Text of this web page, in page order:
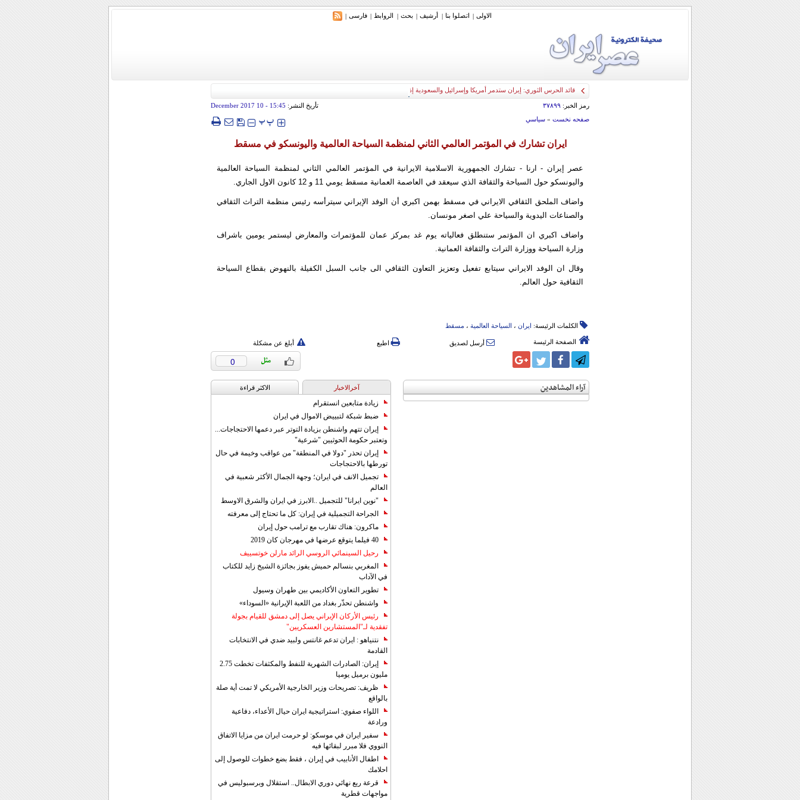
الاولی | اتصلوا بنا | أرشیف | بحث | الروابط | فارسی |
قائد الحرس الثوري: إيران ستدمر أمريكا وإسرائيل والسعودية إذا تجاوزت خطوط طهران الحمراء
رمز الخبر: ۳۷۸۹۹ تأريخ النشر: 15:45
- 10 December 2017
صفحه نخست» سياسي ‍‍‍ پپ
ايران تشارك في المؤتمر العالمي الثاني لمنظمة السياحة العالمية واليونسكو في مسقط
عصر إيران - ارنا - تشارك الجمهورية الاسلامية الايرانية في المؤتمر العالمي الثاني لمنظمة السياحة العالمية
واليونسكو حول السياحة والثقافة الذي سيعقد في العاصمة العمانية مسقط يومي 11 و 12 كانون الاول الجاري.
واضاف الملحق الثقافي الايراني في مسقط بهمن اكبري أن الوفد الإيراني سيترأسه رئيس منظمة التراث الثقافي
والصناعات اليدوية والسياحة علي اصغر مونسان.
واضاف اكبري ان المؤتمر ستنطلق فعالياته يوم غد بمركز عمان للمؤتمرات والمعارض ليستمر يومين باشراف
وزارة السياحة ووزارة التراث والثقافة العمانية.
وقال ان الوفد الايراني سيتابع تفعيل وتعزيز التعاون الثقافي الى جانب السبل الكفيلة بالنهوض بقطاع السياحة
الثقافية حول العالم.
الكلمات الرئيسة: ایران، السیاحة العالمیة، مسقط
الصفحة الرئيسة أرسل لصديق اطبع أبلغ عن مشكلة
0
آراء المشاهدين آخرالاخبار الاکثر قراءة
زيادة متابعين انستقرام
ضبط شبكة لتبييض الاموال في ايران
إيران تتهم واشنطن بزيادة التوتر عبر دعمها الاحتجاجات...
وتعتبر حكومة الحوثيين "شرعية"
إيران تحذر "دولا في المنطقة" من عواقب وخيمة في حال
تورطها بالاحتجاجات
تجميل الانف في ايران؛ وجهة الجمال الأكثر شعبية في
العالم
"نوين ايرانا" للتجميل ..الابرز في ايران والشرق الاوسط
الجراحة التجميلية في إيران: كل ما تحتاج إلى معرفته
ماكرون: هناك تقارب مع ترامب حول إيران
40 فيلما يتوقع عرضها في مهرجان كان 2019
رحيل السينمائي الروسي الرائد مارلن خوتسييف
المغربي بنسالم حميش يفوز بجائزة الشيخ زايد للكتاب
في الآداب
تطوير التعاون الأكاديمي بين طهران وسيول
واشنطن تحذّر بغداد من اللعبة الإيرانية «السوداء»
رئيس الأركان الإيراني يصل إلى دمشق للقيام بجولة
تفقدية لـ"المستشارين العسكريين"
نتنياهو : ايران تدعم غانتس ولبيد ضدي في الانتخابات
القادمة
إيران: الصادرات الشهریة للنفط والمكثفات تخطت 2.75
مليون برميل يوميا
ظريف: تصريحات وزير الخارجية الأمريكي لا تمت أية صلة
بالواقع
اللواء صفوي: استراتيجية ايران حيال الأعداء، دفاعية
ورادعة
سفير ايران في موسكو: لو حرمت ايران من مزايا الاتفاق
النووي فلا مبرر لبقائها فيه
اطفال الأنابيب في إيران ، فقط بضع خطوات للوصول إلى
احلامك
قرعة ربع نهائي دوري الابطال.. استقلال وبرسبوليس في
مواجهات قطرية